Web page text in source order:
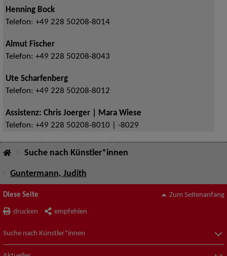
Henning Bock
Telefon: +49 228 50208-8014
Almut Fischer
Telefon: +49 228 50208-8043
Ute Scharfenberg
Telefon: +49 228 50208-8012
Assistenz: Chris Joerger | Mara Wiese
Telefon: +49 228 50208-8010 | -8029
Suche nach Künstler*innen
Guntermann, Judith
Diese Seite
drucken empfehlen
Zum Seitenanfang
Suche nach Künstler*innen